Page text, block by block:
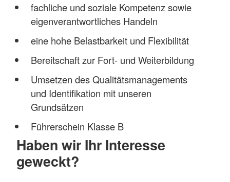
fachliche und soziale Kompetenz sowie
eigenverantwortliches Handeln
eine hohe Belastbarkeit und Flexibilität
Bereitschaft zur Fort- und Weiterbildung
Umsetzen des Qualitätsmanagements
und Identifikation mit unseren
Grundsätzen
Führerschein Klasse B
Haben wir Ihr Interesse
geweckt?